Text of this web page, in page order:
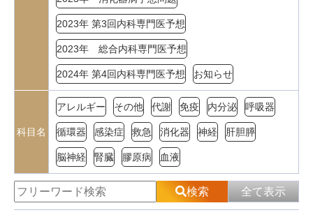
2023年 第3回内科専門医予想
2023年 総合内科専門医予想
2024年 第4回内科専門医予想 お知らせ
科目名
アレルギー その他 代謝 免疫 内分泌 呼吸器
循環器 感染症 救急 消化器 神経 肝胆膵
脳神経 腎臓 膠原病 血液
検索 全て表示